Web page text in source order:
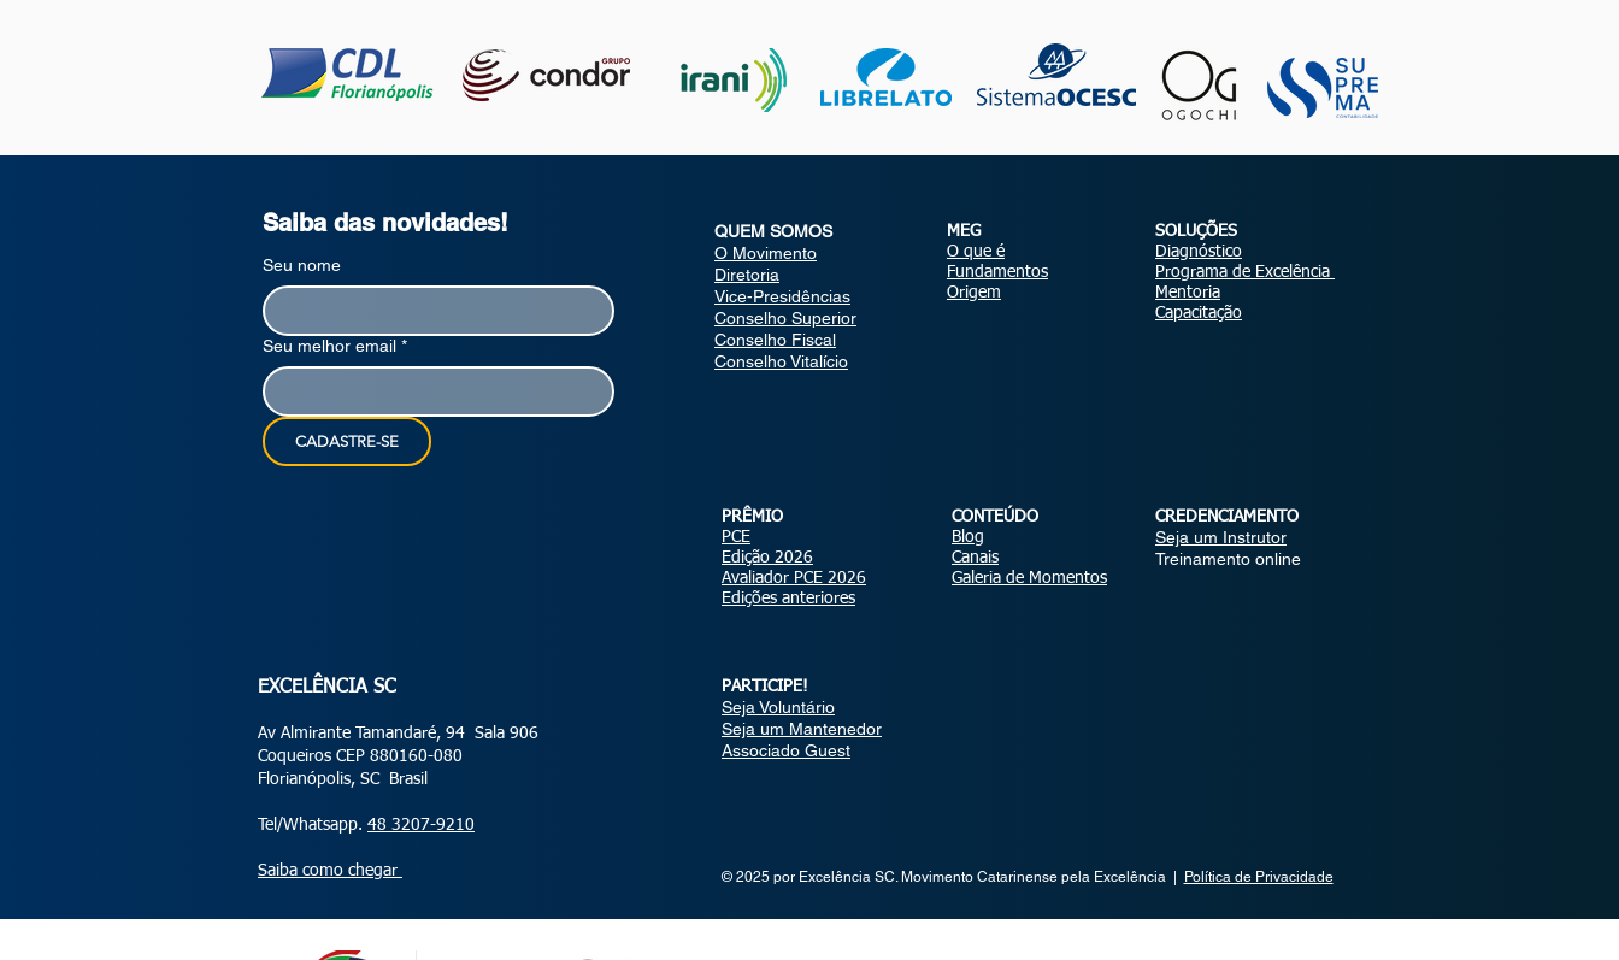
Saiba das novidades!
Seu nome
Seu melhor email *
CADASTRE-SE
EXCELÊNCIA SC
Av Almirante Tamandaré, 94 Sala 906
Coqueiros CEP 880160-080
Florianópolis, SC Brasil
Tel/Whatsapp. 48 3207-9210
Saiba como chegar
QUEM SOMOS
O Movimento
Diretoria
Vice-Presidências
Conselho Superior
Conselho Fiscal
Conselho Vitalício
MEG
O que é
Fundamentos
Origem
SOLUÇÕES
Diagnóstico
Programa de Excelência
Mentoria
Capacitação
PRÊMIO
PCE
Edição 2026
Avaliador PCE 2026
Edições anteriores
CONTEÚDO
Blog
Canais
Galeria de Momentos
CREDENCIAMENTO
Seja um Instrutor
Treinamento online
PARTICIPE!
Seja Voluntário
Seja um Mantenedor
Associado Guest
© 2025 por Excelência SC. Movimento Catarinense pela Excelência | Política de Privacidade